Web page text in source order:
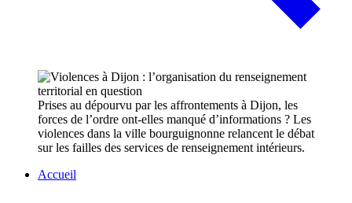
Prises au dépourvu par les affrontements à Dijon, les
forces de l’ordre ont-elles manqué d’informations ? Les
violences dans la ville bourguignonne relancent le débat
sur les failles des services de renseignement intérieurs.
Accueil